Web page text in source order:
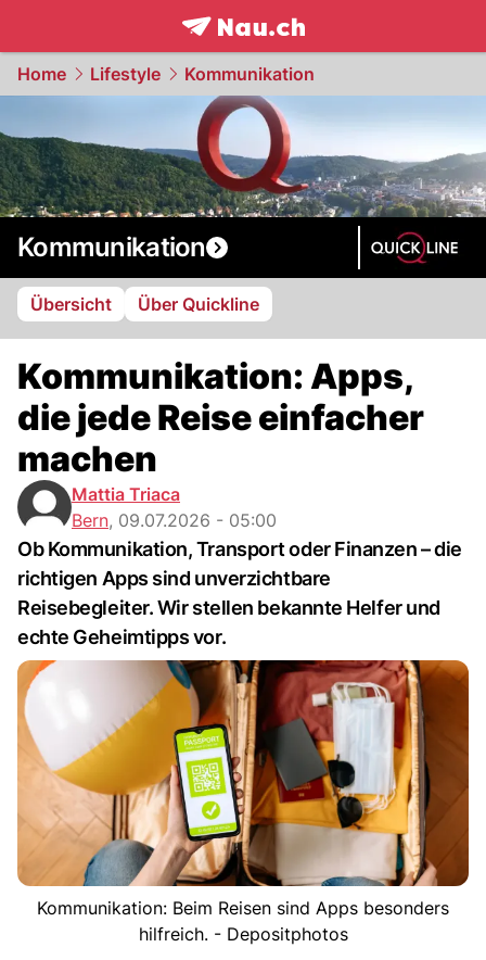
frontpage.NAU.ch
Home Lifestyle Kommunikation
Kommunikation
Übersicht Über Quickline
Kommunikation: Apps,
die jede Reise einfacher
machen
Mattia Triaca
Bern, 09.07.2026 - 05:00
Ob Kommunikation, Transport oder Finanzen – die
richtigen Apps sind unverzichtbare
Reisebegleiter. Wir stellen bekannte Helfer und
echte Geheimtipps vor.
Kommunikation: Beim Reisen sind Apps besonders
hilfreich. - Depositphotos